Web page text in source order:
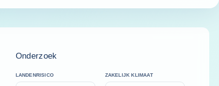
Onderzoek
LANDENRISICO ZAKELIJK KLIMAAT